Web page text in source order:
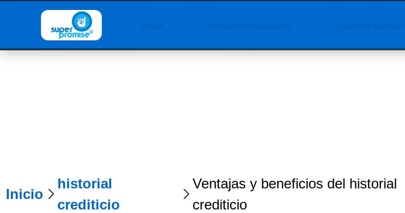
Productos financieros ¿Quiénes Somos?
Inicio
historial
crediticio
Ventajas y beneficios del historial
crediticio